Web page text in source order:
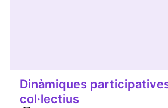
Dinàmiques
col·lectius